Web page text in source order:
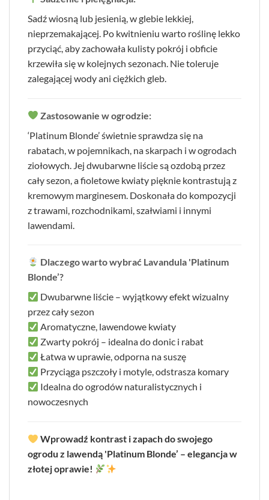
Sadź wiosną lub jesienią, w glebie lekkiej,
nieprzemakającej. Po kwitnieniu warto roślinę lekko
przyciąć, aby zachowała kulisty pokrój i obficie
krzewiła się w kolejnych sezonach. Nie toleruje
zalegającej wody ani ciężkich gleb.
Zastosowanie w ogrodzie:
‘Platinum Blonde’ świetnie sprawdza się na
rabatach, w pojemnikach, na skarpach i w ogrodach
ziołowych. Jej dwubarwne liście są ozdobą przez
cały sezon, a fioletowe kwiaty pięknie kontrastują z
kremowym marginesem. Doskonała do kompozycji
z trawami, rozchodnikami, szałwiami i innymi
lawendami.
Dlaczego warto wybrać Lavandula 'Platinum
Blonde’?
Dwubarwne liście – wyjątkowy efekt wizualny
przez cały sezon
Aromatyczne, lawendowe kwiaty
Zwarty pokrój – idealna do donic i rabat
Łatwa w uprawie, odporna na suszę
Przyciąga pszczoły i motyle, odstrasza komary
Idealna do ogrodów naturalistycznych i
nowoczesnych
Wprowadź kontrast i zapach do swojego
ogrodu z lawendą 'Platinum Blonde’ – elegancja w
złotej oprawie!